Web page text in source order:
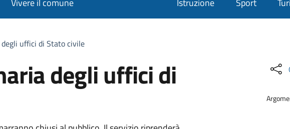
Vivere il comune Istruzione Sport
uffici di Stato civile
degli uffici di